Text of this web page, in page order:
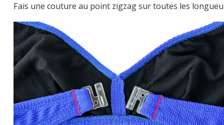
Fais une couture au point zigzag sur toutes les